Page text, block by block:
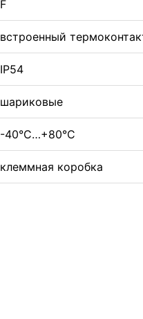
F
встроенный
IP54
шариковые
-40°C…+80°C
клеммная коробка